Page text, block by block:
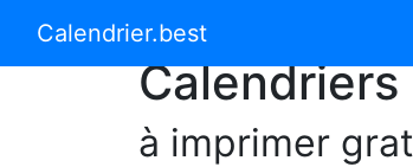
Calendrier.bestCalendrier 2024
à imprimer